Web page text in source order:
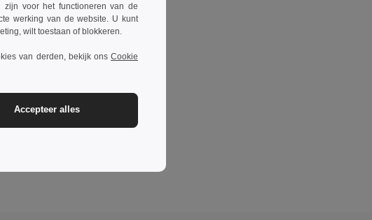
zijn voor het functioneren van de
werking van de website. U kunt
wilt toestaan of blokkeren.
van derden, bekijk ons Cookie
Accepteer alles